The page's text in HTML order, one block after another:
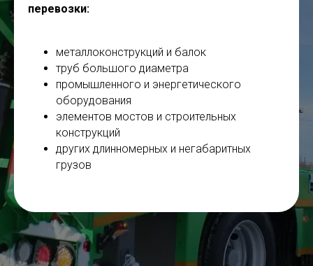
перевозки:
металлоконструкций и балок
труб большого диаметра
промышленного и энергетического
оборудования
элементов мостов и строительных
конструкций
других длинномерных и негабаритных
грузов